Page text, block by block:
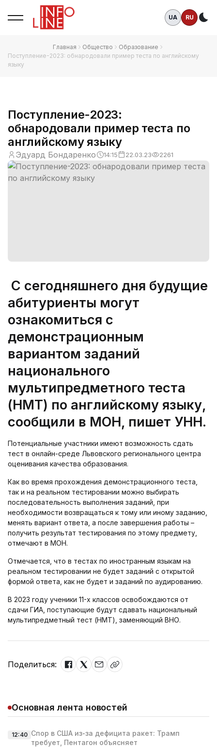
UA RU
Главная Общество
Образование
Поступление-2023: обнародовали пример теста по английскому
языку
Поступление-2023:
обнародовали пример теста по
английскому языку
Эдуард Бондаренко 14:15 22.03.23 2261
С сегодняшнего дня будущие
абитуриенты могут
ознакомиться с
демонстрационным
вариантом заданий
национального
мультипредметного теста
(НМТ) по английскому языку,
сообщили в МОН, пишет УНН.
Потенциальные участники имеют возможность сдать
тест в онлайн-среде Львовского регионального центра
оценивания качества образования.
Как во время прохождения демонстрационного теста,
так и на реальном тестировании можно выбирать
последовательность выполнения заданий, при
необходимости возвращаться к тому или иному заданию,
менять вариант ответа, а после завершения работы –
получить результат тестирования по этому предмету,
отмечают в МОН.
Отмечается, что в тестах по иностранным языкам на
реальном тестировании не будет заданий с открытой
формой ответа, как не будет и заданий по аудированию.
В 2023 году ученики 11-х классов освобождаются от
сдачи ГИА, поступающие будут сдавать национальный
мультипредметный тест (НМТ), заменяющий ВНО.
Поделиться:
Основная лента новостей
12:40 Спор в США из‑за дефицита ракет: Трамп
требует, Пентагон объясняет